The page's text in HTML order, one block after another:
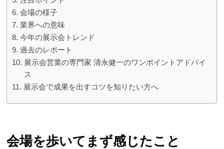
会場の様子
業界への意味
今年の展示会トレンド
過去のレポート
展示会営業の専門家 清永健一のワンポイントアドバイ
ス
展示会で成果を出すコツを知りたい方へ
会場を歩いてまず感じたこと